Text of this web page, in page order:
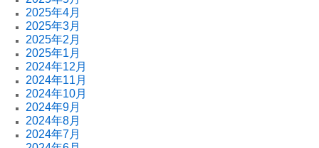
2025年4月
2025年3月
2025年2月
2025年1月
2024年12月
2024年11月
2024年10月
2024年9月
2024年8月
2024年7月